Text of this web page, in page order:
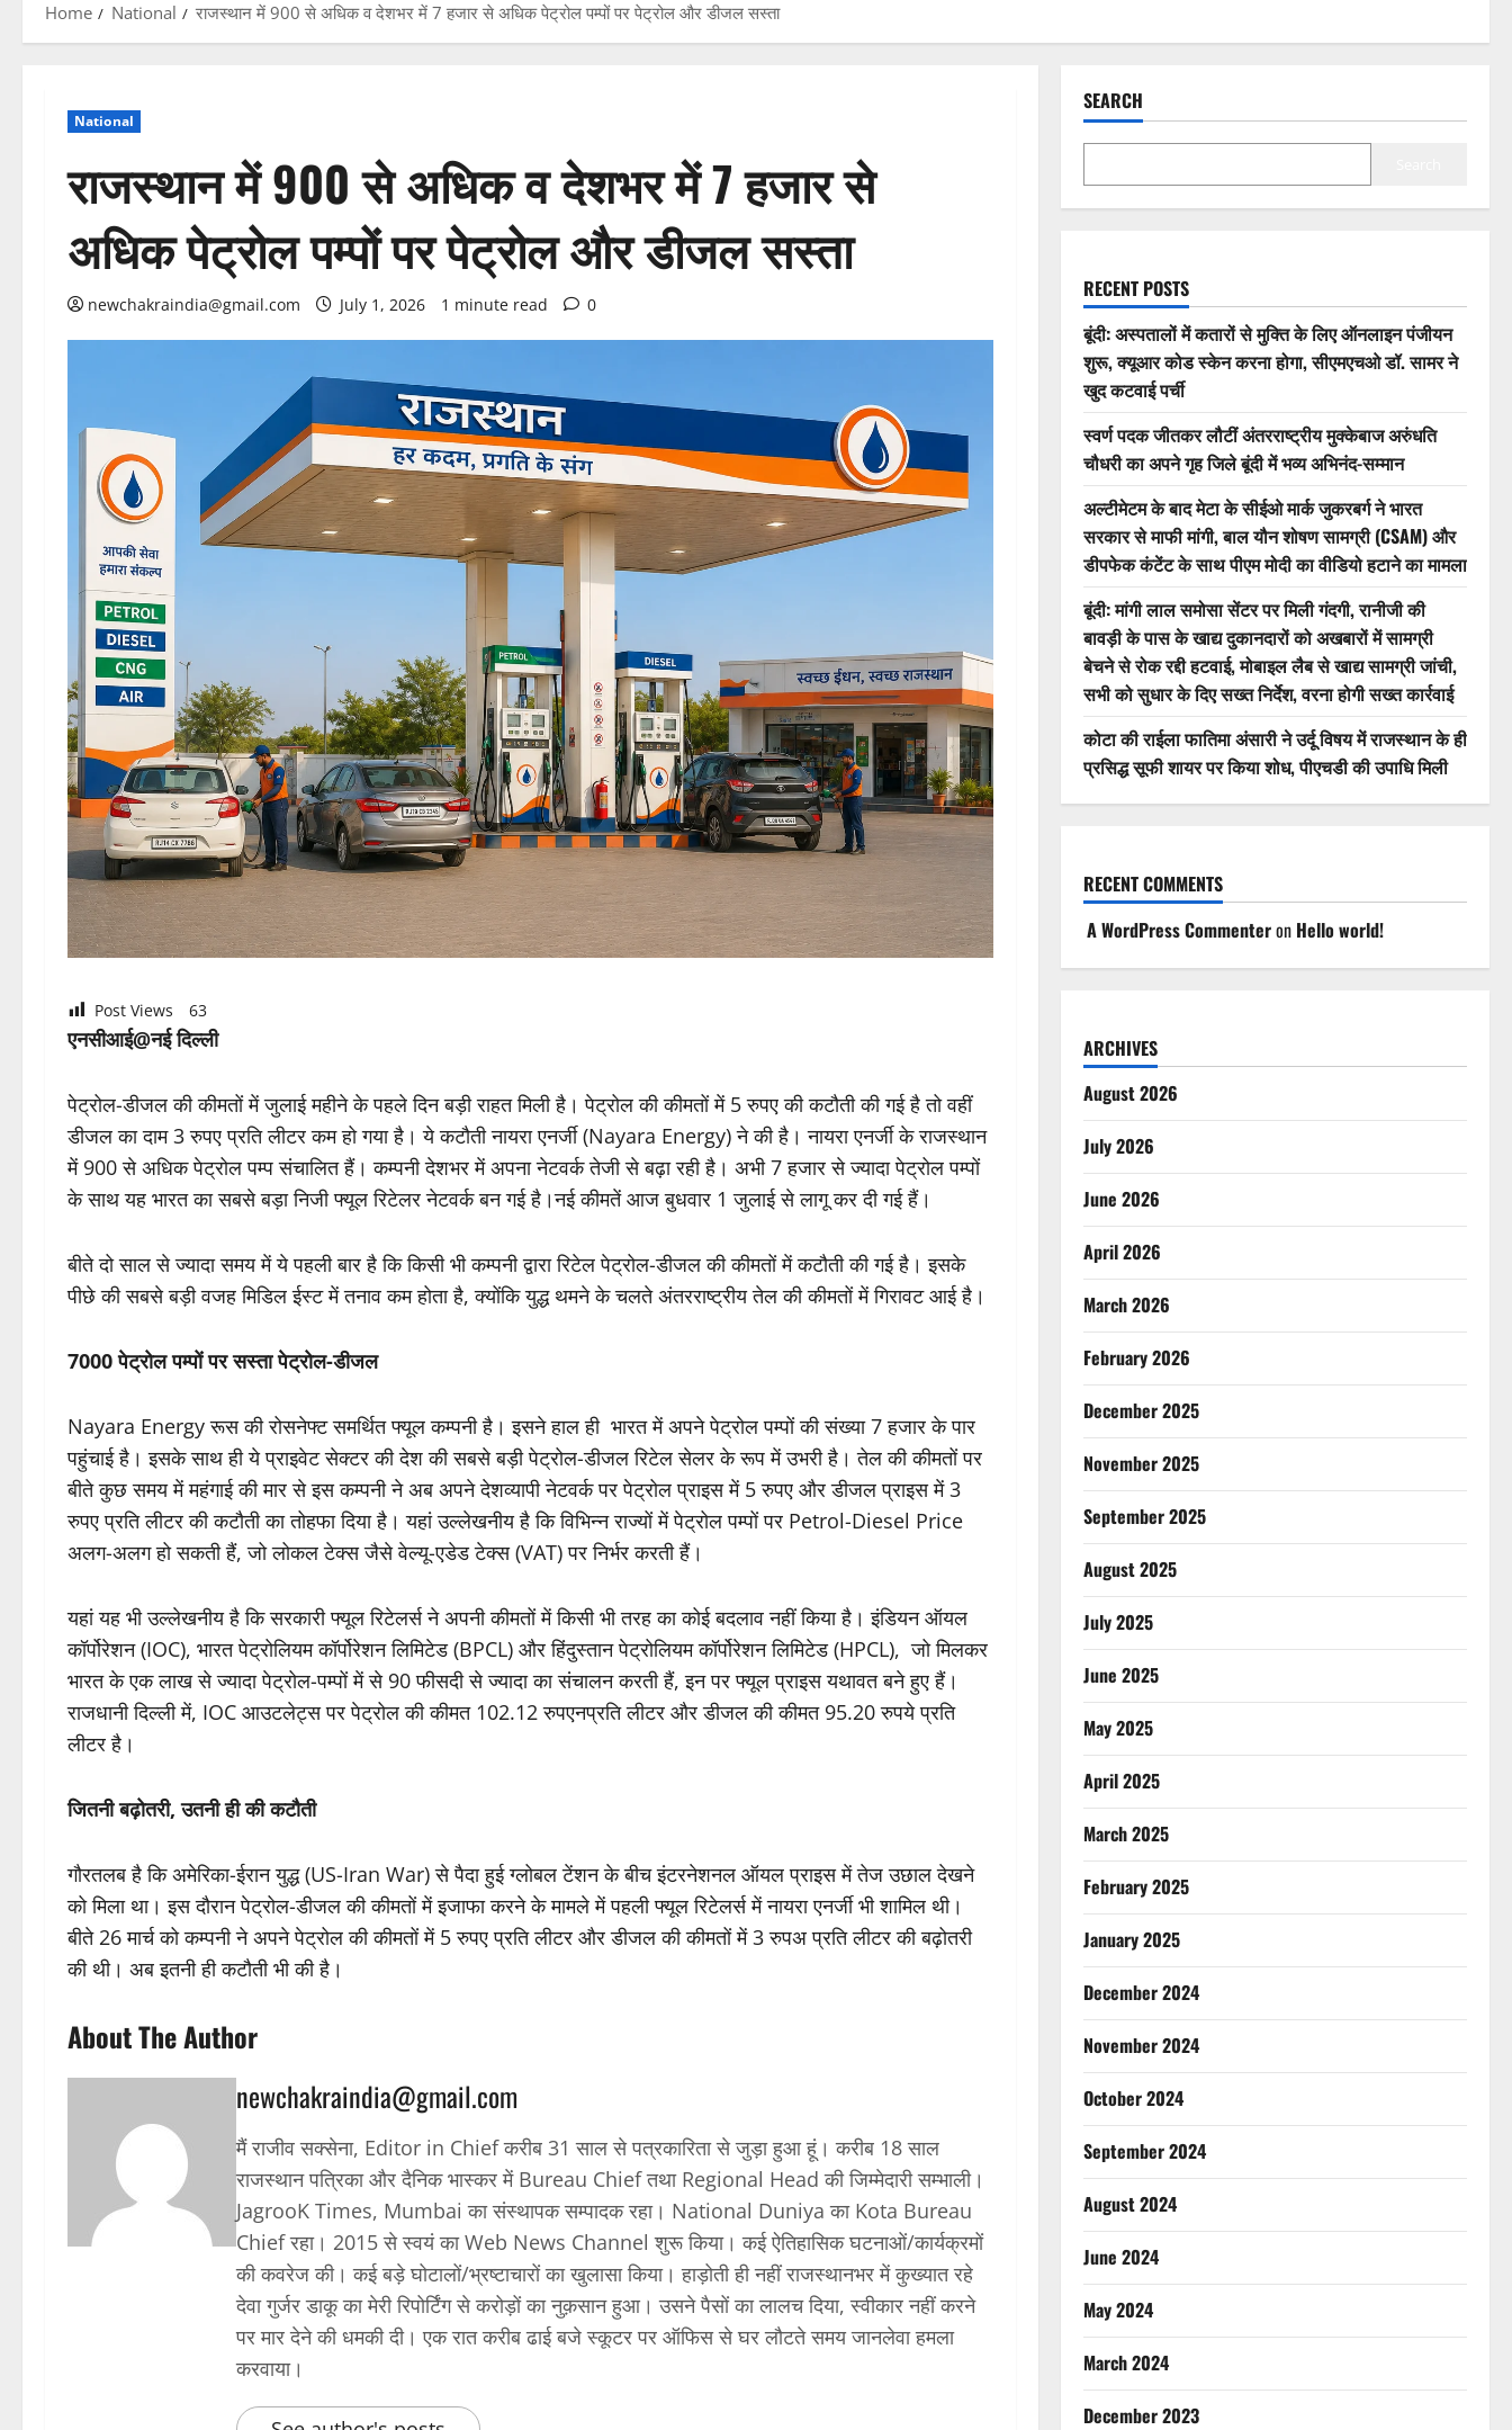
Home National राजस्थान में 900 से अधिक व देशभर में 7 हजार से अधिक पेट्रोल पम्पों पर पेट्रोल और डीजल सस्ता
National
राजस्थान में 900 से अधिक व देशभर में 7 हजार से
अधिक पेट्रोल पम्पों पर पेट्रोल और डीजल सस्ता
newchakraindia@gmail.com July 1, 2026 1 minute read 0
Post Views 63
एनसीआई@नई दिल्ली
पेट्रोल-डीजल की कीमतों में जुलाई महीने के पहले दिन बड़ी राहत मिली है। पेट्रोल की कीमतों में 5 रुपए की कटौती की गई है तो वहीं
डीजल का दाम 3 रुपए प्रति लीटर कम हो गया है। ये कटौती नायरा एनर्जी (Nayara Energy) ने की है। नायरा एनर्जी के राजस्थान
में 900 से अधिक पेट्रोल पम्प संचालित हैं। कम्पनी देशभर में अपना नेटवर्क तेजी से बढ़ा रही है। अभी 7 हजार से ज्यादा पेट्रोल पम्पों
के साथ यह भारत का सबसे बड़ा निजी फ्यूल रिटेलर नेटवर्क बन गई है।नई कीमतें आज बुधवार 1 जुलाई से लागू कर दी गई हैं।
बीते दो साल से ज्यादा समय में ये पहली बार है कि किसी भी कम्पनी द्वारा रिटेल पेट्रोल-डीजल की कीमतों में कटौती की गई है। इसके
पीछे की सबसे बड़ी वजह मिडिल ईस्ट में तनाव कम होता है, क्योंकि युद्ध थमने के चलते अंतरराष्ट्रीय तेल की कीमतों में गिरावट आई है।
7000 पेट्रोल पम्पों पर सस्ता पेट्रोल-डीजल
Nayara Energy रूस की रोसनेफ्ट समर्थित फ्यूल कम्पनी है। इसने हाल ही भारत में अपने पेट्रोल पम्पों की संख्या 7 हजार के पार
पहुंचाई है। इसके साथ ही ये प्राइवेट सेक्टर की देश की सबसे बड़ी पेट्रोल-डीजल रिटेल सेलर के रूप में उभरी है। तेल की कीमतों पर
बीते कुछ समय में महंगाई की मार से इस कम्पनी ने अब अपने देशव्यापी नेटवर्क पर पेट्रोल प्राइस में 5 रुपए और डीजल प्राइस में 3
रुपए प्रति लीटर की कटौती का तोहफा दिया है। यहां उल्लेखनीय है कि विभिन्न राज्यों में पेट्रोल पम्पों पर Petrol-Diesel Price
अलग-अलग हो सकती हैं, जो लोकल टेक्स जैसे वेल्यू-एडेड टेक्स (VAT) पर निर्भर करती हैं।
यहां यह भी उल्लेखनीय है कि सरकारी फ्यूल रिटेलर्स ने अपनी कीमतों में किसी भी तरह का कोई बदलाव नहीं किया है। इंडियन ऑयल
कॉर्पोरेशन (IOC), भारत पेट्रोलियम कॉर्पोरेशन लिमिटेड (BPCL) और हिंदुस्तान पेट्रोलियम कॉर्पोरेशन लिमिटेड (HPCL), जो मिलकर
भारत के एक लाख से ज्यादा पेट्रोल-पम्पों में से 90 फीसदी से ज्यादा का संचालन करती हैं, इन पर फ्यूल प्राइस यथावत बने हुए हैं।
राजधानी दिल्ली में, IOC आउटलेट्स पर पेट्रोल की कीमत 102.12 रुपएनप्रति लीटर और डीजल की कीमत 95.20 रुपये प्रति
लीटर है।
जितनी बढ़ोतरी, उतनी ही की कटौती
गौरतलब है कि अमेरिका-ईरान युद्ध (US-Iran War) से पैदा हुई ग्लोबल टेंशन के बीच इंटरनेशनल ऑयल प्राइस में तेज उछाल देखने
को मिला था। इस दौरान पेट्रोल-डीजल की कीमतों में इजाफा करने के मामले में पहली फ्यूल रिटेलर्स में नायरा एनर्जी भी शामिल थी।
बीते 26 मार्च को कम्पनी ने अपने पेट्रोल की कीमतों में 5 रुपए प्रति लीटर और डीजल की कीमतों में 3 रुपअ प्रति लीटर की बढ़ोतरी
की थी। अब इतनी ही कटौती भी की है।
About The Author
newchakraindia@gmail.com
मैं राजीव सक्सेना, Editor in Chief करीब 31 साल से पत्रकारिता से जुड़ा हुआ हूं। करीब 18 साल
राजस्थान पत्रिका और दैनिक भास्कर में Bureau Chief तथा Regional Head की जिम्मेदारी सम्भाली।
JagrooK Times, Mumbai का संस्थापक सम्पादक रहा। National Duniya का Kota Bureau
Chief रहा। 2015 से स्वयं का Web News Channel शुरू किया। कई ऐतिहासिक घटनाओं/कार्यक्रमों
की कवरेज की। कई बड़े घोटालों/भ्रष्टाचारों का खुलासा किया। हाड़ोती ही नहीं राजस्थानभर में कुख्यात रहे
देवा गुर्जर डाकू का मेरी रिपोर्टिंग से करोड़ों का नुक़सान हुआ। उसने पैसों का लालच दिया, स्वीकार नहीं करने
पर मार देने की धमकी दी। एक रात करीब ढाई बजे स्कूटर पर ऑफिस से घर लौटते समय जानलेवा हमला
करवाया।
SEARCH
RECENT POSTS
बूंदी: अस्पतालों में कतारों से मुक्ति के लिए ऑनलाइन पंजीयन
शुरू, क्यूआर कोड स्केन करना होगा, सीएमएचओ डॉ. सामर ने
खुद कटवाई पर्ची
स्वर्ण पदक जीतकर लौटीं अंतरराष्ट्रीय मुक्केबाज अरुंधति
चौधरी का अपने गृह जिले बूंदी में भव्य अभिनंद-सम्मान
अल्टीमेटम के बाद मेटा के सीईओ मार्क जुकरबर्ग ने भारत
सरकार से माफी मांगी, बाल यौन शोषण सामग्री (CSAM) और
डीपफेक कंटेंट के साथ पीएम मोदी का वीडियो हटाने का मामला
बूंदी: मांगी लाल समोसा सेंटर पर मिली गंदगी, रानीजी की
बावड़ी के पास के खाद्य दुकानदारों को अखबारों में सामग्री
बेचने से रोक रद्दी हटवाई, मोबाइल लैब से खाद्य सामग्री जांची,
सभी को सुधार के दिए सख्त निर्देश, वरना होगी सख्त कार्रवाई
कोटा की राईला फातिमा अंसारी ने उर्दू विषय में राजस्थान के ही
प्रसिद्ध सूफी शायर पर किया शोध, पीएचडी की उपाधि मिली
RECENT COMMENTS
A WordPress Commenteron Hello world!
ARCHIVES
August 2026
July 2026
June 2026
April 2026
March 2026
February 2026
December 2025
November 2025
September 2025
August 2025
July 2025
June 2025
May 2025
April 2025
March 2025
February 2025
January 2025
December 2024
November 2024
October 2024
September 2024
August 2024
June 2024
May 2024
March 2024
December 2023